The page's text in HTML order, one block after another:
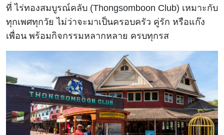
ที่ ไร่ทองสมบูรณ์คลับ (Thongsomboon Club) เหมาะกับ
ทุกเพศทุกวัย ไม่ว่าจะมาเป็นครอบครัว คู่รัก หรือแก๊ง
เพื่อน พร้อมกิจกรรมหลากหลาย ครบทุกรส